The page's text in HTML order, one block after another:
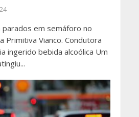
parados em semáforo no
Primitiva Vianco. Condutora
ingerido bebida alcoólica Um